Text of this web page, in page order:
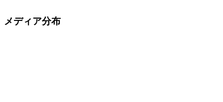
メディア分布